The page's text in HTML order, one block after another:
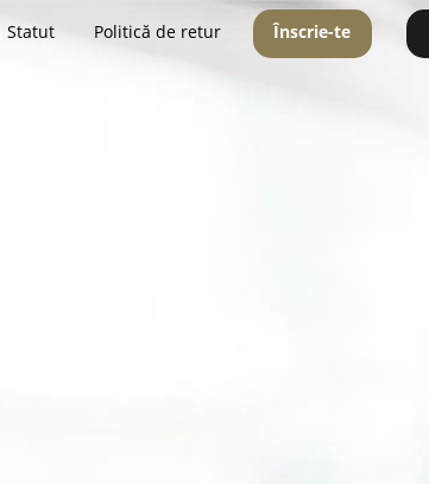
Statut Politică de retur Înscrie-te